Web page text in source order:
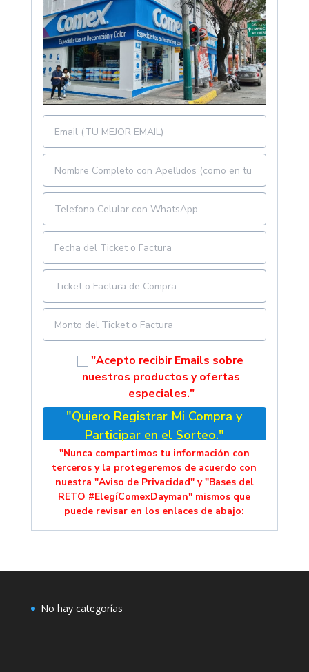
"Acepto recibir Emails sobre
nuestros productos y ofertas
especiales."
"Quiero Registrar Mi Compra y
Participar en el Sorteo."
"Nunca compartimos tu información con
terceros y la protegeremos de acuerdo con
nuestra "Aviso de Privacidad" y "Bases del
RETO #ElegíComexDayman" mismos que
puede revisar en los enlaces de abajo:
No hay categorías